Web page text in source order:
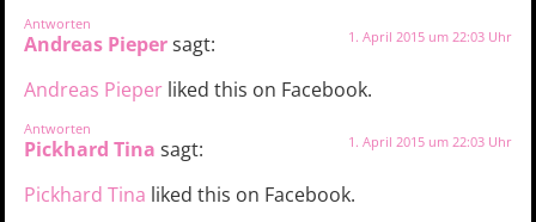
Antworten
Andreas Piepersagt: 1. April 2015 um 22:03 Uhr
Andreas Pieper liked this on Facebook.
Antworten
Pickhard Tina sagt: 1. April 2015 um 22:03 Uhr
Pickhard Tina liked this on Facebook.